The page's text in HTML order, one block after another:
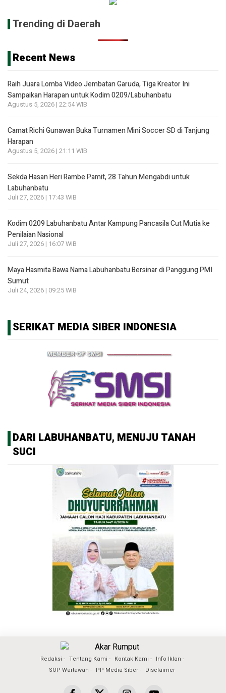
Trending di Daerah
Recent News
Raih Juara Lomba Video Jembatan Garuda, Tiga Kreator Ini
Sampaikan Harapan untuk Kodim 0209/Labuhanbatu
Agustus 5, 2026 | 22:54 WIB
Camat Richi Gunawan Buka Turnamen Mini Soccer SD di Tanjung
Harapan
Agustus 5, 2026 | 21:11 WIB
Sekda Hasan Heri Rambe Pamit, 28 Tahun Mengabdi untuk
Labuhanbatu
Juli 27, 2026 | 17:43 WIB
Kodim 0209 Labuhanbatu Antar Kampung Pancasila Cut Mutia ke
Penilaian Nasional
Juli 27, 2026 | 16:07 WIB
Maya Hasmita Bawa Nama Labuhanbatu Bersinar di Panggung PMI
Sumut
Juli 24, 2026 | 09:25 WIB
SERIKAT MEDIA SIBER INDONESIA
DARI LABUHANBATU, MENUJU TANAH
SUCI
Redaksi Tentang Kami Kontak Kami
Info Iklan
SOP Wartawan
PP Media Siber Disclaimer